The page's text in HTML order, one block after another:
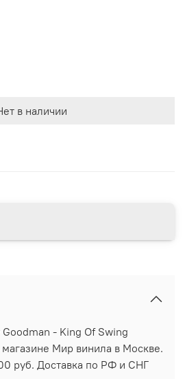
в наличии
- King Of Swing
магазине Мир винила в Москве.
руб. Доставка по РФ и СНГ